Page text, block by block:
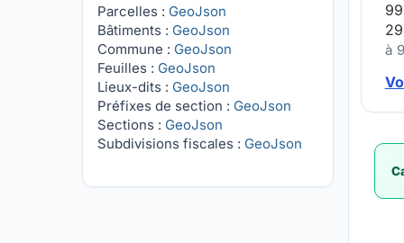
Parcelles : GeoJson
Bâtiments : GeoJson
Commune : GeoJson
Feuilles : GeoJson
Lieux-dits : GeoJson
Préfixes de section : GeoJson
Sections : GeoJson
Subdivisions fiscales : GeoJson
à